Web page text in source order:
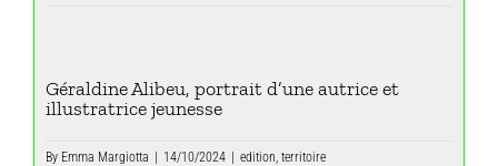
Géraldine Alibeu, portrait d’une autrice et
illustratrice jeunesse
By Emma Margiotta 14/10/2024 edition, territoire